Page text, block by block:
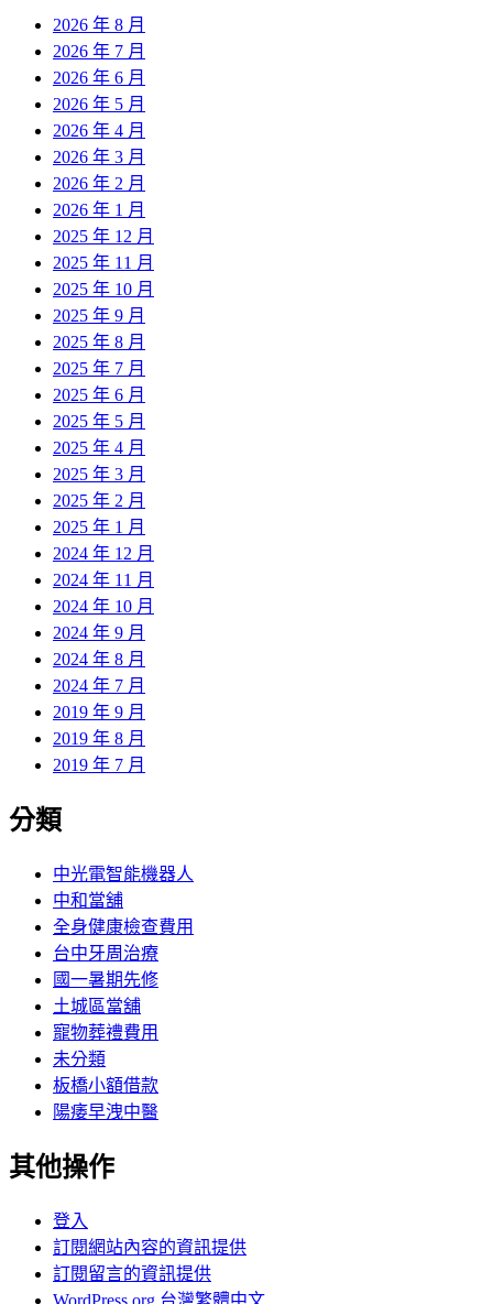
2026 年 8 月
2026 年 7 月
2026 年 6 月
2026 年 5 月
2026 年 4 月
2026 年 3 月
2026 年 2 月
2026 年 1 月
2025 年 12 月
2025 年 11 月
2025 年 10 月
2025 年 9 月
2025 年 8 月
2025 年 7 月
2025 年 6 月
2025 年 5 月
2025 年 4 月
2025 年 3 月
2025 年 2 月
2025 年 1 月
2024 年 12 月
2024 年 11 月
2024 年 10 月
2024 年 9 月
2024 年 8 月
2024 年 7 月
2019 年 9 月
2019 年 8 月
2019 年 7 月
分類
中光電智能機器人
中和當舖
全身健康檢查費用
台中牙周治療
國一暑期先修
土城區當舖
寵物葬禮費用
未分類
板橋小額借款
陽痿早洩中醫
其他操作
登入
訂閱網站內容的資訊提供
訂閱留言的資訊提供
WordPress.org 台灣繁體中文